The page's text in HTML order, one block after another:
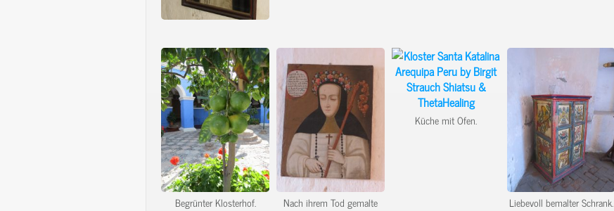
Begrünter Klosterhof.
Nach ihrem Tod gemalte
Küche mit Ofen.
Liebevoll bemalter Schrank.